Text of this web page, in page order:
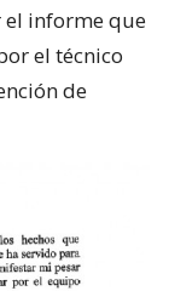
el informe que
el técnico
de